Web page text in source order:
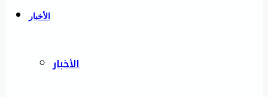
الأخبار
الأخبار